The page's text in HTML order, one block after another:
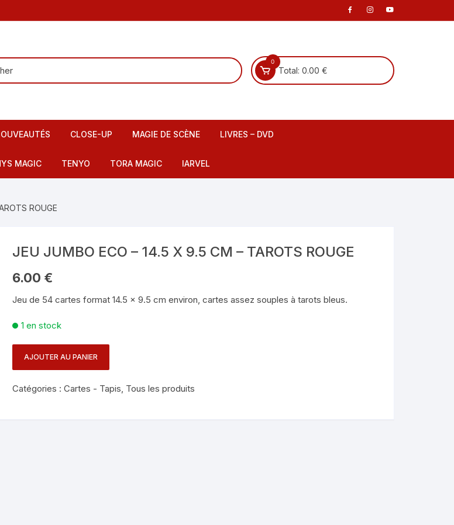
0
Total: 0.00 €
CLOSE-UP
Tours de carte
Mousses – Balles – Anneaux
Chop Cup – Gobelets
MAGIE DE SCÈNE
Carte pour la scene
Tours pour enfants
Tours de corde
LIVRES – DVD
DVD Anglais
MAGIC TENYO TORA MAGIC IARVEL
ROUGE
JEU JUMBO ECO – 14.5 X 9.5 CM – TAROTS ROUGE
6.00 €
Jeu de 54 cartes format 14.5 x 9.5 cm environ, cartes assez souples à tarots bleus.
1 en stock
JEU
AJOUTER AU PANIER
Catégories : Cartes - Tapis, Tous les produits